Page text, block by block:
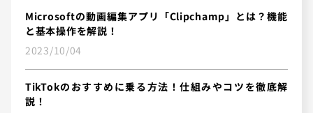
Microsoftの動画編集アプリ「Clipchamp」とは？機能
と基本操作を解説！
2023/10/04
TikTokのおすすめに乗る方法！仕組みやコツを徹底解
説！